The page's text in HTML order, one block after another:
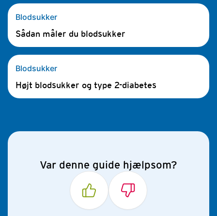
Blodsukker
Sådan måler du blodsukker
Blodsukker
Højt blodsukker og type 2-diabetes
Var denne guide hjælpsom?
Ja Nej